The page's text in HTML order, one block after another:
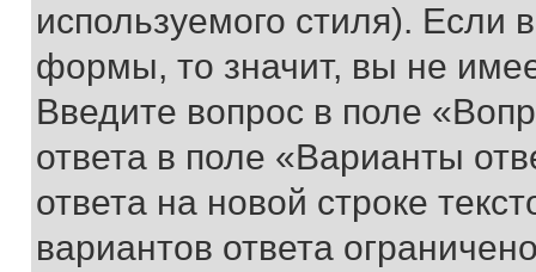
используемого стиля). Если
формы, то значит, вы не
Введите вопрос в поле
ответа в поле «Варианты
ответа на новой строке
вариантов ответа